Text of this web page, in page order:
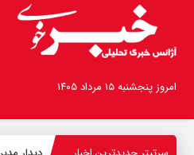
امروز پنجشنبه ۱۵ مرداد ۱۴۰۵